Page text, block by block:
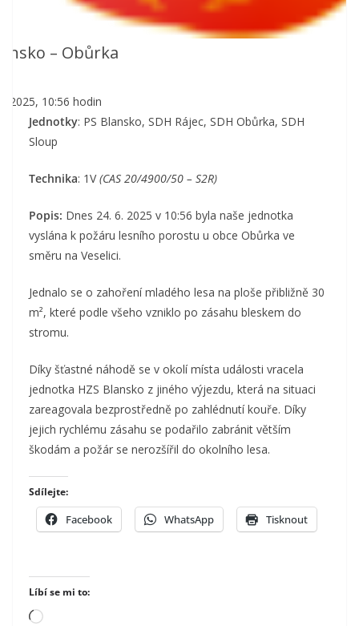
– Obůrka
10:56 hodin
Jednotky: PS Blansko, SDH Rájec, SDH Obůrka, SDH
Sloup
Technika: 1V(CAS 20/4900/50 – S2R)
Popis: Dnes 24. 6. 2025 v 10:56 byla naše jednotka
vyslána k požáru lesního porostu u obce Obůrka ve
směru na Veselici.
Jednalo se o zahoření mladého lesa na ploše přibližně 30
m², které podle všeho vzniklo po zásahu bleskem do
stromu.
Díky šťastné náhodě se v okolí místa události vracela
jednotka HZS Blansko z jiného výjezdu, která na situaci
zareagovala bezprostředně po zahlédnutí kouře. Díky
jejich rychlému zásahu se podařilo zabránit větším
škodám a požár se nerozšířil do okolního lesa.
Sdílejte:
Facebook WhatsApp Tisknout
Líbí se mi to:
Načítání…